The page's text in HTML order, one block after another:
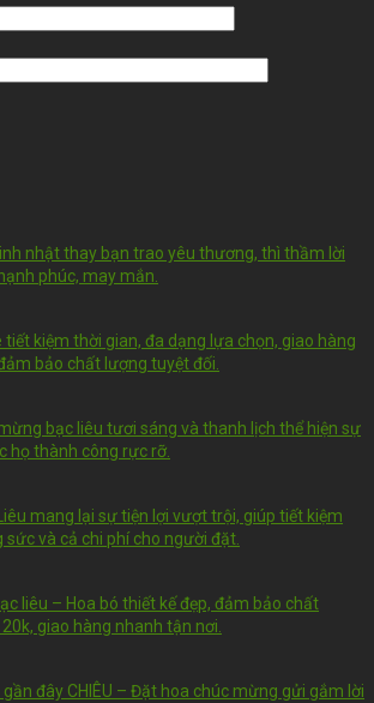
nhật thay bạn trao yêu thương, thì thầm lời
phúc, may mắn.
kiệm thời gian, đa dạng lựa chọn, giao hàng
bảo chất lượng tuyệt đối.
bạc liêu tươi sáng và thanh lịch thể hiện sự
họ thành công rực rỡ.
mang lại sự tiện lợi vượt trội, giúp tiết kiệm
sức và cả chi phí cho người đặt.
liêu – Hoa bó thiết kế đẹp, đảm bảo chất
giao hàng nhanh tận nơi.
đây CHIÊU – Đặt hoa chúc mừng gửi gắm lời